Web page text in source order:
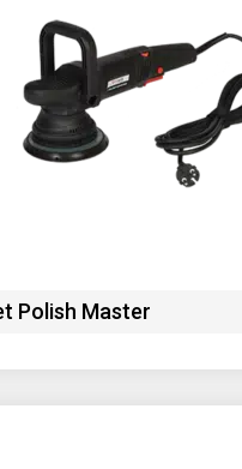
Polish Master